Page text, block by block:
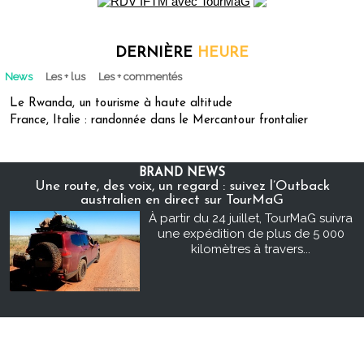
DERNIÈRE HEURE
News Les + lus Les + commentés
Le Rwanda, un tourisme à haute altitude
France, Italie : randonnée dans le Mercantour frontalier
BRAND NEWS
Une route, des voix, un regard : suivez l’Outback
australien en direct sur TourMaG
À partir du 24 juillet, TourMaG suivra
une expédition de plus de 5 000
kilomètres à travers...